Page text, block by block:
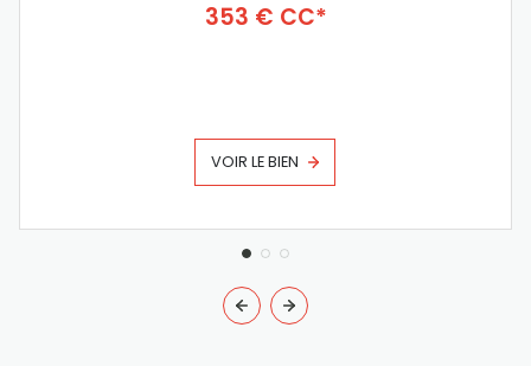
353 € CC*
VOIR LE BIEN